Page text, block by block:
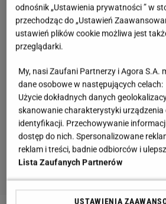
odnośnik „Ustawienia prywatności ” w
przechodząc do „Ustawień
ustawień plików cookie możliwa jest
przeglądarki.
My, nasi Zaufani Partnerzy i Agora S.A.
dane osobowe w następujących celach:
Użycie dokładnych danych
skanowanie charakterystyki urządzenia
identyfikacji. Przechowywanie
dostęp do nich. Spersonalizowane
reklam i treści, badnie odbiorców i
Lista Zaufanych Partnerów
USTAWIENIA